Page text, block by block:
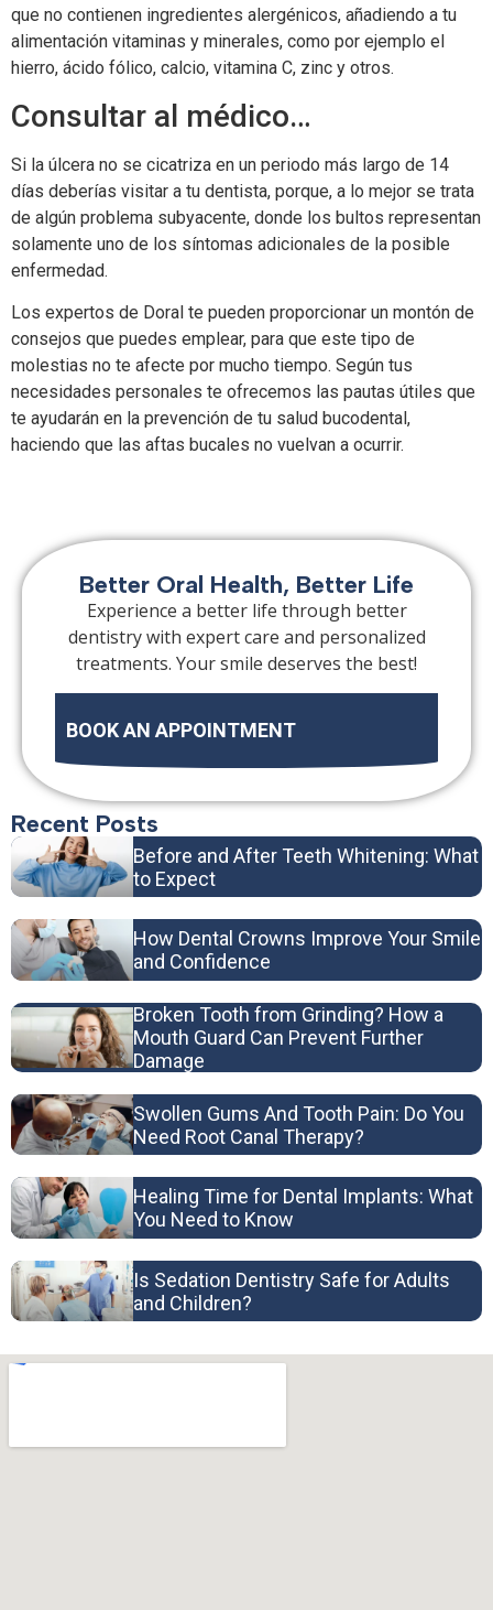
que no contienen ingredientes alergénicos, añadiendo a tu
alimentación vitaminas y minerales, como por ejemplo el
hierro, ácido fólico, calcio, vitamina C, zinc y otros.
Consultar al médico…
Si la úlcera no se cicatriza en un periodo más largo de 14
días deberías visitar a tu dentista, porque, a lo mejor se trata
de algún problema subyacente, donde los bultos representan
solamente uno de los síntomas adicionales de la posible
enfermedad.
Los expertos de Doral te pueden proporcionar un montón de
consejos que puedes emplear, para que este tipo de
molestias no te afecte por mucho tiempo. Según tus
necesidades personales te ofrecemos las pautas útiles que
te ayudarán en la prevención de tu salud bucodental,
haciendo que las aftas bucales no vuelvan a ocurrir.
Recent Posts
Before and After Teeth Whitening: What
to Expect
How Dental Crowns Improve Your Smile
and Confidence
Broken Tooth from Grinding? How a
Mouth Guard Can Prevent Further
Damage
Swollen Gums And Tooth Pain: Do You
Need Root Canal Therapy?
Healing Time for Dental Implants: What
You Need to Know
Is Sedation Dentistry Safe for Adults
and Children?
Better Oral Health, Better Life
Experience a better life through better
dentistry with expert care and personalized
treatments. Your smile deserves the best!
BOOK AN APPOINTMENT